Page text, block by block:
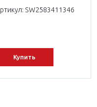
SW2583411346
Купить